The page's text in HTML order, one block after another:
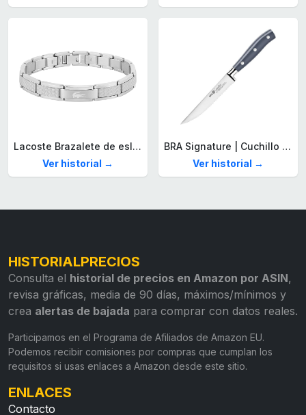
Lacoste Brazalete de eslabón para Hombre Colección STENCIL de Acero inoxidable
Ver historial →
BRA Signature | Cuchillo tomatero 120 mm, Acero Inoxidable alemán forjado con Molibdeno Vanadio, Mango Remachado ABS, Diseño Ergonómico, Hoja 1,6 mm espesor
Ver historial →
HISTORIALPRECIOS
Consulta el historial de precios en Amazon por ASIN,
revisa gráficas, media de 90 días, máximos/mínimos y
crea alertas de bajada para comprar con datos reales.
Participamos en el Programa de Afiliados de Amazon EU.
Podemos recibir comisiones por compras que cumplan los
requisitos si usas enlaces a Amazon desde este sitio.
ENLACES
Contacto